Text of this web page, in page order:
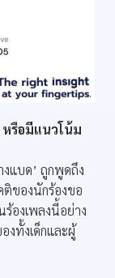
รือมีแนวโน้ม
งแบด’ ถูกพูดถึง
ของนักร้องขอ
องเพลงนี้อย่าง
งทั้งเด็กและผู้